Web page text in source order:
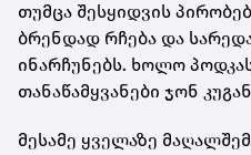
თუმცა შესყიდვის
ბრენდად რჩება და
ინარჩუნებს. ხოლო
თანაწამყვანები ჯონ
მესამე ყველაზე